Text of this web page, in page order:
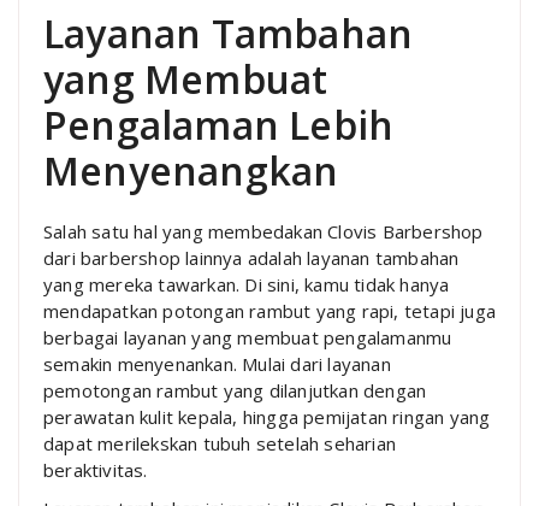
Layanan Tambahan
yang Membuat
Pengalaman Lebih
Menyenangkan
Salah satu hal yang membedakan Clovis Barbershop
dari barbershop lainnya adalah layanan tambahan
yang mereka tawarkan. Di sini, kamu tidak hanya
mendapatkan potongan rambut yang rapi, tetapi juga
berbagai layanan yang membuat pengalamanmu
semakin menyenankan. Mulai dari layanan
pemotongan rambut yang dilanjutkan dengan
perawatan kulit kepala, hingga pemijatan ringan yang
dapat merilekskan tubuh setelah seharian
beraktivitas.